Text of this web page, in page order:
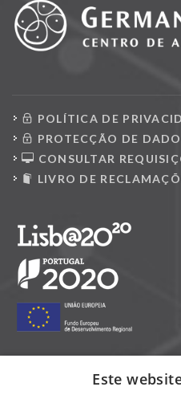
POLÍTICA DE
PROTECÇÃO DE
CONSULTAR
LIVRO DE
Este